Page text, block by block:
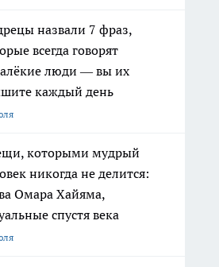
назвали 7 фраз,
всегда говорят
люди — вы их
каждый день
которыми мудрый
никогда не делится:
Омара Хайяма,
спустя века